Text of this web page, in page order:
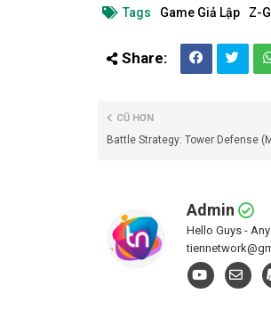
Tags Game Giả Lập Z-
CŨ HƠN
Battle Strategy: Tower Defense
Admin
Hello Guys -